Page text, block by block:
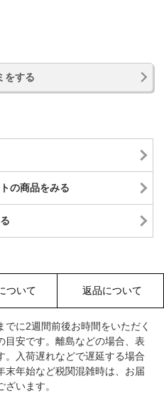
をする
の商品をみる
ついて 返品について
に2週間前後お時間をいただく
目安です。離島などの場合、表
。入荷遅れなどで遅延する場合
末年始など税関混雑時は、お届
います。